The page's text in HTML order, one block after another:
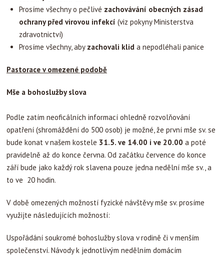
Prosíme všechny o pečlivé zachovávání obecných zásad
ochrany před virovou infekcí (viz pokyny Ministerstva
zdravotnictví)
Prosíme všechny, aby zachovali klid a nepodléhali panice
Pastorace v omezené podobě
Mše a bohoslužby slova
Podle zatím neoficálních informací ohledně rozvolňování
opatření (shromáždění do 500 osob) je možné, že první mše sv. se
bude konat v našem kostele 31.5. ve 14.00 i ve 20.00 a poté
pravidelně až do konce června. Od začátku července do konce
září bude jako každý rok slavena pouze jedna nedělní mše sv., a
to ve 20 hodin.
V době omezených možností fyzické návštěvy mše sv. prosíme
využijte následujících možností:
Uspořádání soukromé bohoslužby slova v rodině či v menším
společenství. Návody k jednotlivým nedělním domácím